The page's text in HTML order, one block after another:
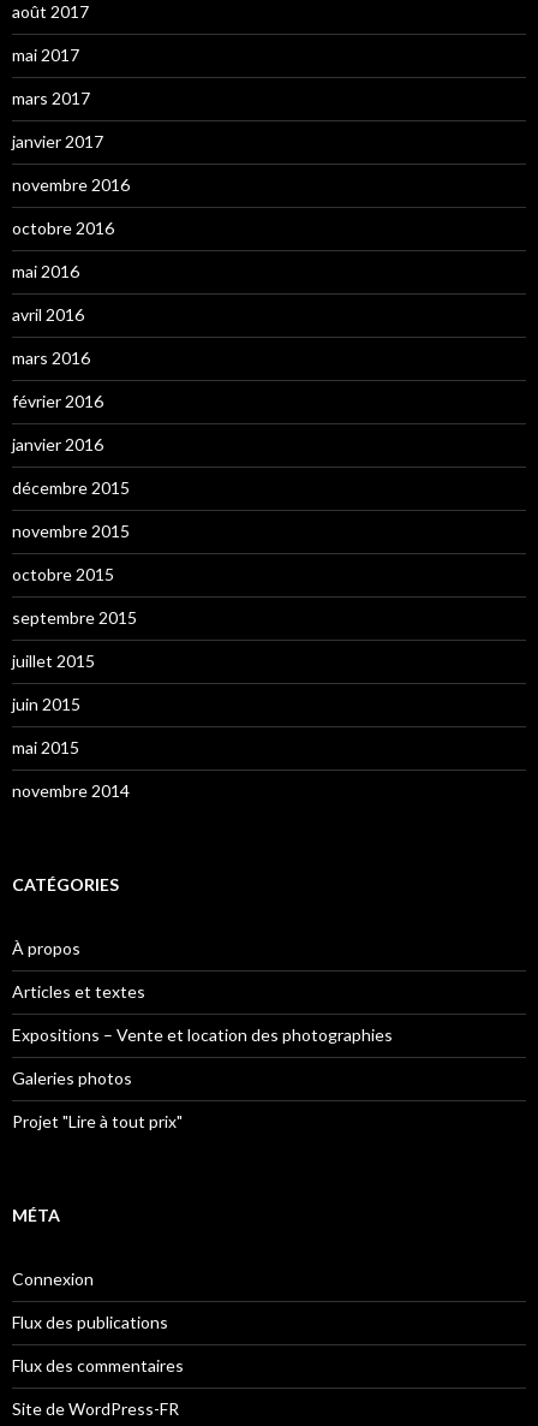
août 2017
mai 2017
mars 2017
janvier 2017
novembre 2016
octobre 2016
mai 2016
avril 2016
mars 2016
février 2016
janvier 2016
décembre 2015
novembre 2015
octobre 2015
septembre 2015
juillet 2015
juin 2015
mai 2015
novembre 2014
CATÉGORIES
À propos
Articles et textes
Expositions – Vente et location des photographies
Galeries photos
Projet "Lire à tout prix"
MÉTA
Connexion
Flux des publications
Flux des commentaires
Site de WordPress-FR